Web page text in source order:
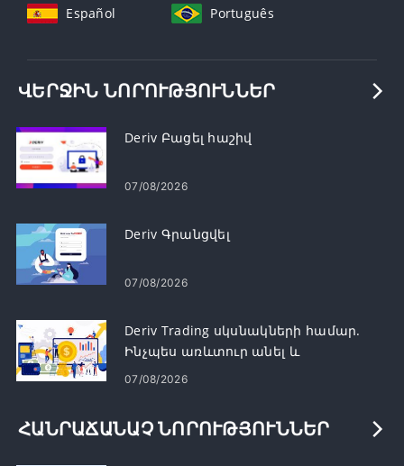
Español Português
ՎԵՐՋԻՆ ՆՈՐՈՒԹՅՈՒՆՆԵՐ
Deriv Բացել հաշիվ
07/08/2026
Deriv Գրանցվել
07/08/2026
Deriv Trading սկսնակների համար.
Ինչպես առևտուր անել և
կառավարել ռիսկը
07/08/2026
ՀԱՆՐԱՃԱՆԱՉ ՆՈՐՈՒԹՅՈՒՆՆԵՐ